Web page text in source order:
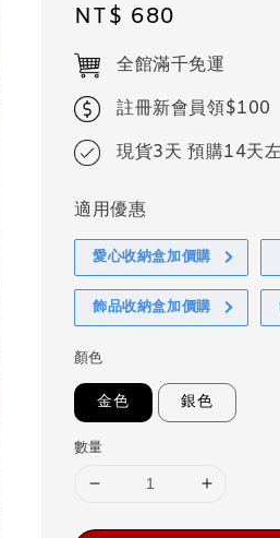
Regular
price
NT$ 680
全館滿千免運
註冊新會員領$100
現貨3天 預購14天
適用優惠
愛心收納盒加價購
飾品收納盒加價購
顏色
金色 銀色
數量